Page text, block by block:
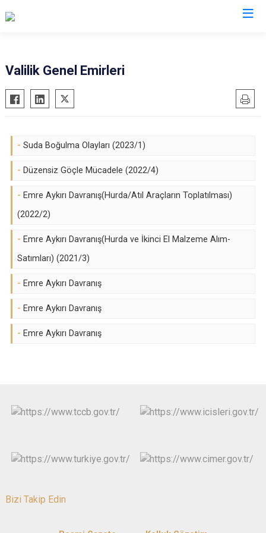
Valilik Genel Emirleri
- Suda Boğulma Olayları (2023/1)
- Düzensiz Göçle Mücadele (2022/4)
- Emre Aykırı Davranış(Hurda/Atıl Araçların Toplatılması)
(2022/2)
- Emre Aykırı Davranış(Hurda ve İkinci El Malzeme Alım-
Satımları) (2021/3)
- Emre Aykırı Davranış
- Emre Aykırı Davranış
- Emre Aykırı Davranış
Bizi Takip Edin